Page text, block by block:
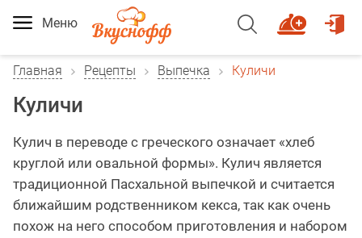
Меню
Главная Рецепты Выпечка Куличи
Куличи
Кулич в переводе с греческого означает «хлеб
круглой или овальной формы». Кулич является
традиционной Пасхальной выпечкой и считается
ближайшим родственником кекса, так как очень
похож на него способом приготовления и набором